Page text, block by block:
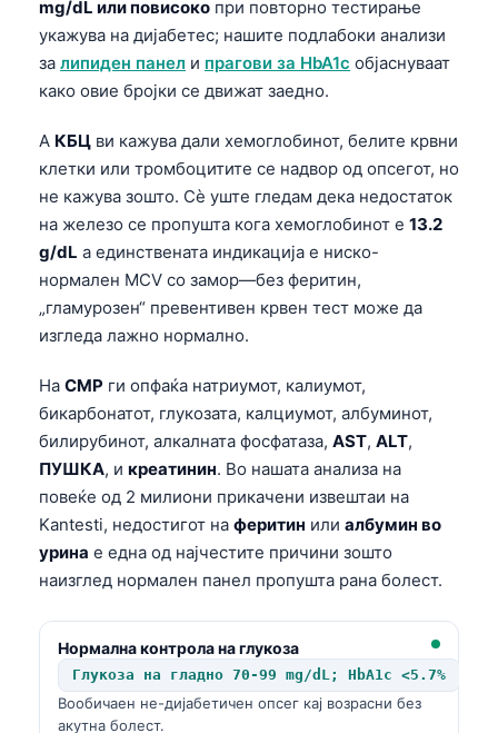
mg/dL или повисоко при повторно тестирање
укажува на дијабетес; нашите подлабоки анализи
за липиден панел и прагови за HbA1c објаснуваат
како овие бројки се движат заедно.
A КБЦ ви кажува дали хемоглобинот, белите крвни
клетки или тромбоцитите се надвор од опсегот, но
не кажува зошто. Сè уште гледам дека недостаток
на железо се пропушта кога хемоглобинот е 13.2
g/dL а единствената индикација е ниско-
нормален MCV со замор—без феритин,
„гламурозен“ превентивен крвен тест може да
изгледа лажно нормално.
На CMP ги опфаќа натриумот, калиумот,
бикарбонатот, глукозата, калциумот, албуминот,
билирубинот, алкалната фосфатаза, AST, ALT,
ПУШКА, и креатинин. Во нашата анализа на
повеќе од 2 милиони прикачени извештаи на
Kantesti, недостигот на феритин или албумин во
урина е една од најчестите причини зошто
наизглед нормален панел пропушта рана болест.
Нормална контрола на глукоза
Глукоза на гладно 70-99 mg/dL; HbA1c <5.7%
Вообичаен не-дијабетичен опсег кај возрасни без
акутна болест.